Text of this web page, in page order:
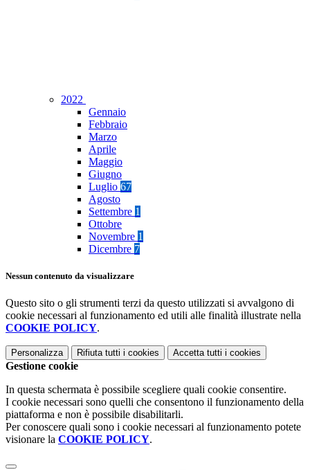
2022
Gennaio
Febbraio
Marzo
Aprile
Maggio
Giugno
Luglio 67
Agosto
Settembre 1
Ottobre
Novembre 1
Dicembre 7
Nessun contenuto da visualizzare
Questo sito o gli strumenti terzi da questo utilizzati si avvalgono di
cookie necessari al funzionamento ed utili alle finalità illustrate nella
COOKIE POLICY.
Personalizza Rifiuta tutti i cookies Accetta tutti i cookies
Gestione cookie
In questa schermata è possibile scegliere quali cookie consentire.
I cookie necessari sono quelli che consentono il funzionamento della
piattaforma e non è possibile disabilitarli.
Per conoscere quali sono i cookie necessari al funzionamento potete
visionare la COOKIE POLICY.